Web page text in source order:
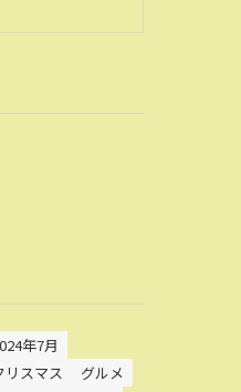
年7月
リスマス
グルメ